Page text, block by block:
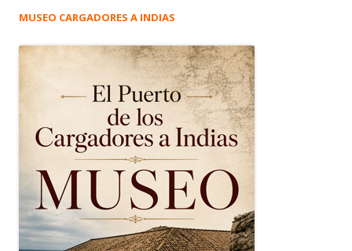
MUSEO CARGADORES A INDIAS